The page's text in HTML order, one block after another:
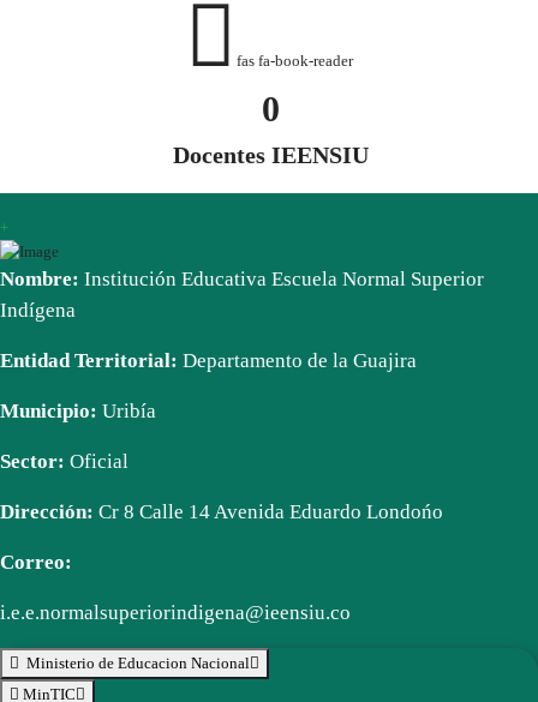
fas fa-book-reader
0
Docentes IEENSIU
+
Nombre: Institución Educativa Escuela Normal Superior
Indígena
Entidad Territorial: Departamento de la Guajira
Municipio: Uribía
Sector: Oficial
Dirección: Cr 8 Calle 14 Avenida Eduardo Londońo
Correo:
i.e.e.normalsuperiorindigena@ieensiu.co
Ministerio de Educacion Nacional
MinTIC